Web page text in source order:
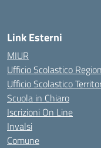
Link Esterni
MIUR
Ufficio Scolastico
Ufficio Scolastico
Scuola in Chiaro
Iscrizioni On Line
Invalsi
Comune